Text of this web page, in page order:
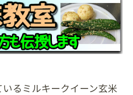
るミルキークイーン玄米